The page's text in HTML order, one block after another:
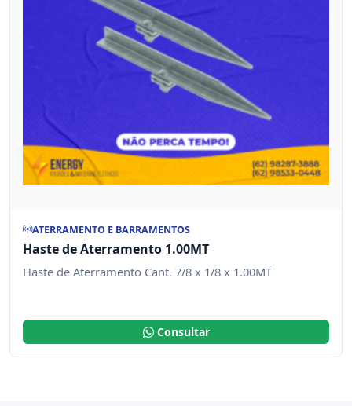
ATERRAMENTO E BARRAMENTOS
Haste de Aterramento 1.00MT
Haste de Aterramento Cant. 7/8 x 1/8 x 1.00MT
Consultar